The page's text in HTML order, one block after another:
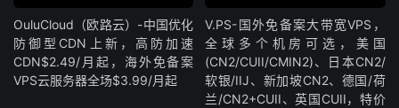
OuluCloud（欧路云）-中国优化
防御型CDN上新，高防加速
CDN$2.49/月起，海外免备案
VPS云服务器全场$3.99/月起
V.PS-国外免备案大带宽VPS，
全球多个机房可选，美国
(CN2/CUII/CMIN2)、日本CN2/
软银/IIJ、新加坡CN2、德国/荷
兰/CN2+CUII、英国CUII，特价